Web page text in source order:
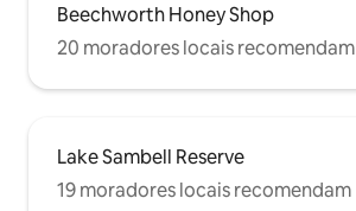
Beechworth Honey Shop
20 moradores locais recomendam
Lake Sambell Reserve
19 moradores locais recomendam